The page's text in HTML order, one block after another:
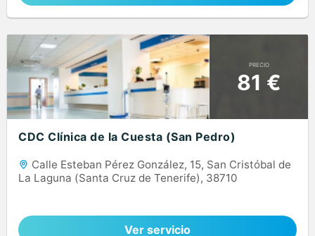
PRECIO
81 €
CDC Clínica de la Cuesta (San Pedro)
Calle Esteban Pérez González, 15, San Cristóbal de
La Laguna (Santa Cruz de Tenerife), 38710
Ver servicio